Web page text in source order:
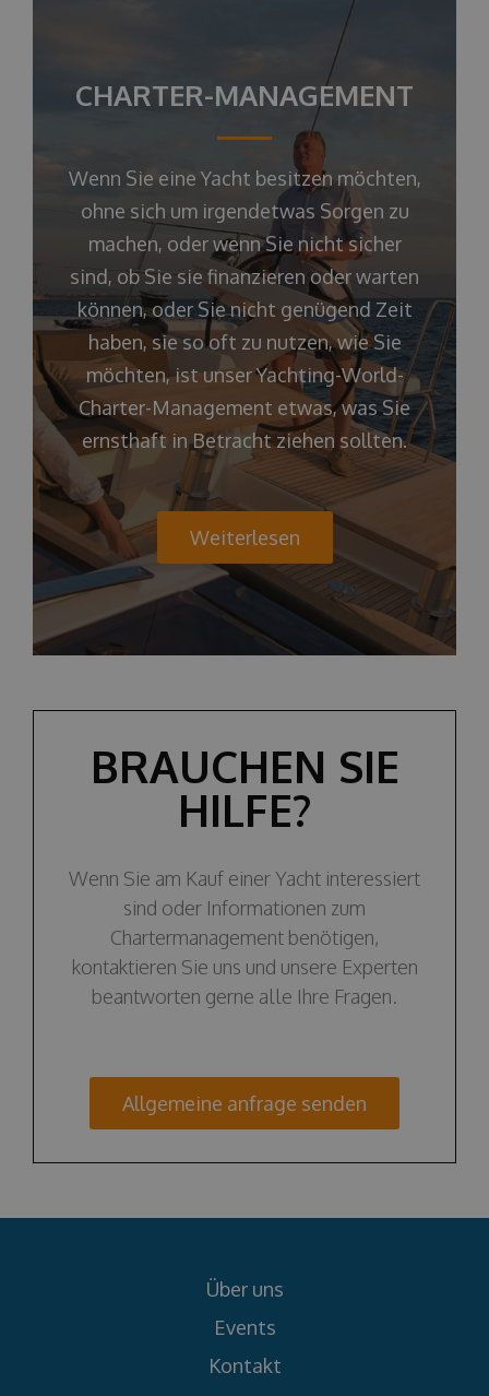
CHARTER-MANAGEMENT
Wenn Sie eine Yacht besitzen möchten,
ohne sich um irgendetwas Sorgen zu
machen, oder wenn Sie nicht sicher
sind, ob Sie sie finanzieren oder warten
können, oder Sie nicht genügend Zeit
haben, sie so oft zu nutzen, wie Sie
möchten, ist unser Yachting-World-
Charter-Management etwas, was Sie
ernsthaft in Betracht ziehen sollten.
Weiterlesen
BRAUCHEN SIE
HILFE?
Wenn Sie am Kauf einer Yacht interessiert
sind oder Informationen zum
Chartermanagement benötigen,
kontaktieren Sie uns und unsere Experten
beantworten gerne alle Ihre Fragen.
Allgemeine anfrage senden
Über uns
Events
Kontakt